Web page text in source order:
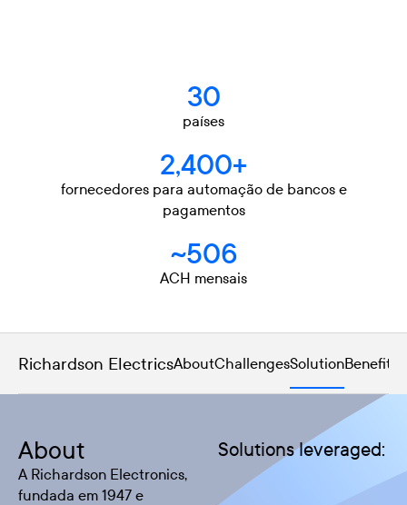
30
países
2,400+
fornecedores para automação de bancos e
pagamentos
~506
ACH mensais
Richardson ElectricsAboutChallengesSolutionBenefits
About
A Richardson Electronics,
fundada em 1947 e
Solutions leveraged: